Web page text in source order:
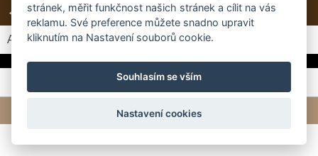
← Předchozí Další → Zpět do složky
Automatické procházení: 3|4|5| 6|7(čas ve vteřinách)
© 2026 eStránky.cz | Tvorba webových stránek
stránek, měřit funkčnost našich stránek a cílit na vás
reklamu. Své preference můžete snadno upravit
kliknutím na Nastavení souborů cookie.
Souhlasím se vším
Nastavení cookies